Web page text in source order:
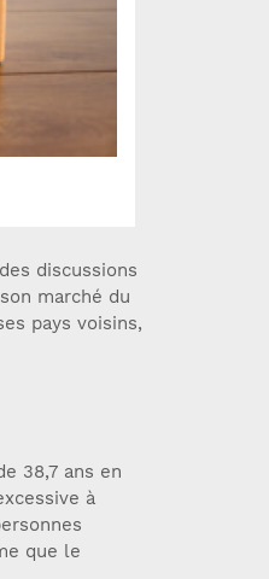
discussions
marché du
pays voisins,
38,7 ans en
à
que le